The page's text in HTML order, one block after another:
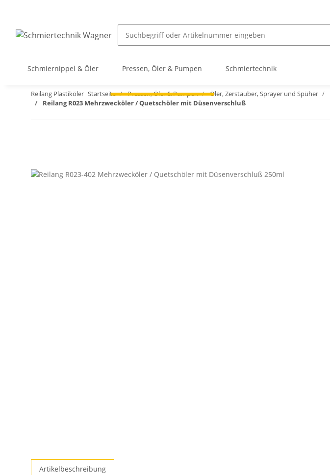
Schmiernippel & Öler Pressen, Öler & Pumpen Schmiertechnik
Reilang Plastiköler Startseite Pressen, Öler & Pumpen Öler, Zerstäuber, Sprayer und Spüher
Reilang R023 Mehrzwecköler / Quetschöler mit Düsenverschluß
Artikelbeschreibung